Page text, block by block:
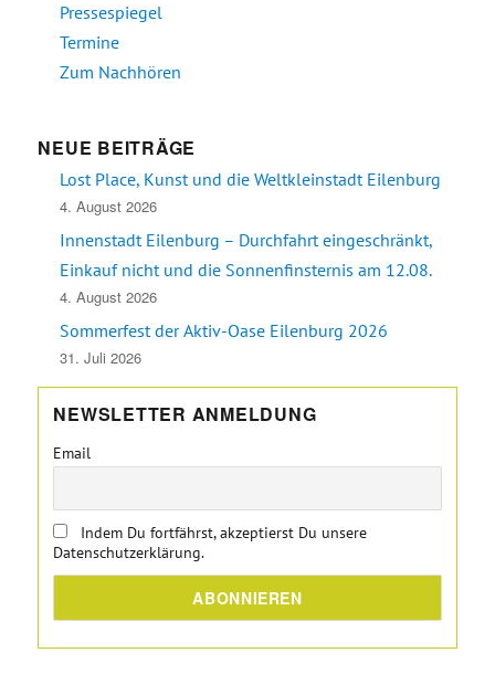
Pressespiegel
Termine
Zum Nachhören
NEUE BEITRÄGE
Lost Place, Kunst und die Weltkleinstadt Eilenburg
4. August 2026
Innenstadt Eilenburg – Durchfahrt eingeschränkt,
Einkauf nicht und die Sonnenfinsternis am 12.08.
4. August 2026
Sommerfest der Aktiv-Oase Eilenburg 2026
31. Juli 2026
NEWSLETTER ANMELDUNG
Email
Indem Du fortfährst, akzeptierst Du unsere
Datenschutzerklärung.